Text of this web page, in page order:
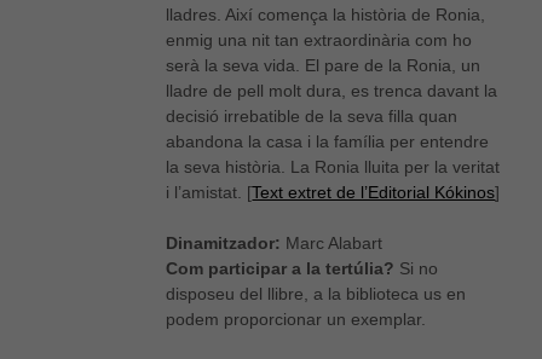
lladres. Així comença la història de Ronia,
enmig una nit tan extraordinària com ho
serà la seva vida. El pare de la Ronia, un
lladre de pell molt dura, es trenca davant la
decisió irrebatible de la seva filla quan
abandona la casa i la família per entendre
la seva història. La Ronia lluita per la veritat
i l’amistat. [Text extret de l’Editorial Kókinos]
Dinamitzador: Marc Alabart
Com participar a la tertúlia? Si no
disposeu del llibre, a la biblioteca us en
podem proporcionar un exemplar.